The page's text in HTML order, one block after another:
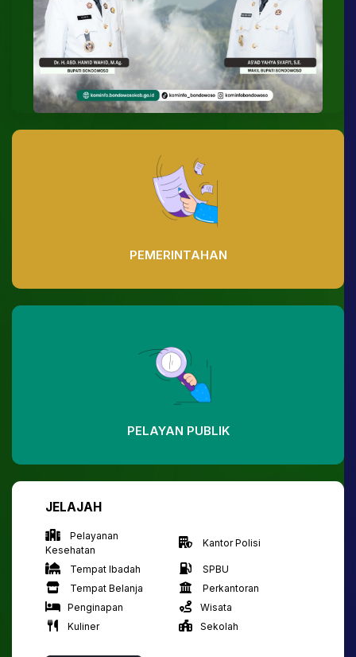
PEMERINTAHAN
PELAYAN PUBLIK
JELAJAH
Pelayanan
Kesehatan
Kantor Polisi
Tempat Ibadah
SPBU
Tempat Belanja
Perkantoran
Penginapan
Wisata
Kuliner
Sekolah